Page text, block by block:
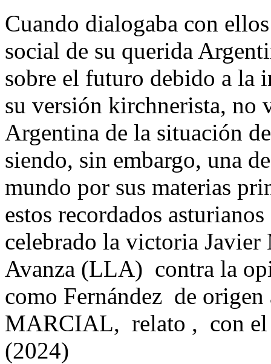
Cuando dialogaba con
social de su querida
sobre el futuro debido a la
su versión kirchnerista, no
Argentina de la situación
siendo, sin embargo, una
mundo por sus materias
estos recordados
celebrado la victoria
Avanza (LLA) contra la
como Fernández de
MARCIAL, relato , con el
(2024)